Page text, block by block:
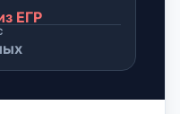
ЕГР